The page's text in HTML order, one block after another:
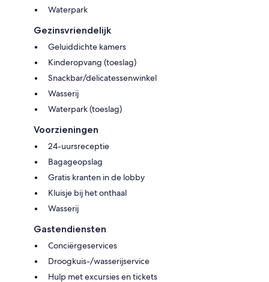
Waterpark
Gezinsvriendelijk
Geluiddichte kamers
Kinderopvang (toeslag)
Snackbar/delicatessenwinkel
Wasserij
Waterpark (toeslag)
Voorzieningen
24-uursreceptie
Bagageopslag
Gratis kranten in de lobby
Kluisje bij het onthaal
Wasserij
Gastendiensten
Conciërgeservices
Droogkuis-/wasserijservice
Hulp met excursies en tickets